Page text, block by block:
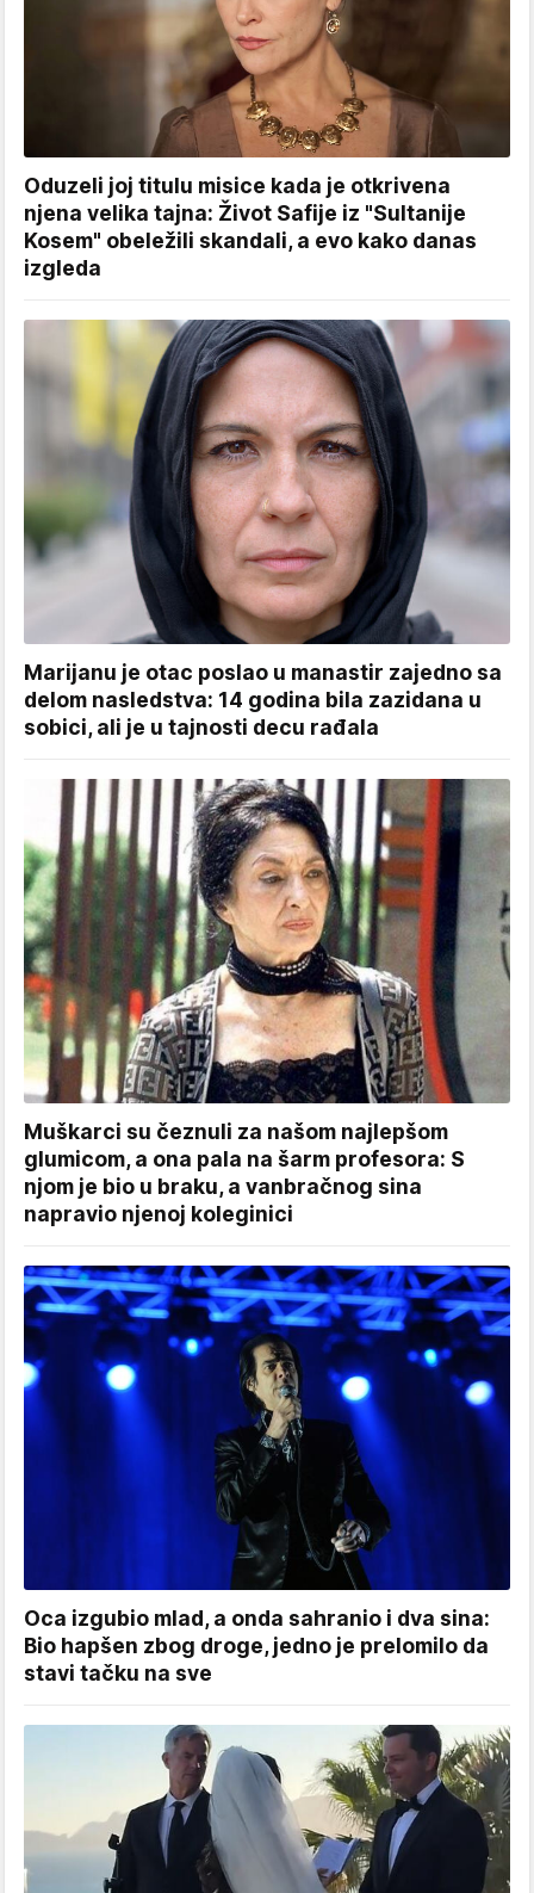
Oduzeli joj titulu misice kada je otkrivena
njena velika tajna: Život Safije iz "Sultanije
Kosem" obeležili skandali, a evo kako danas
izgleda
Marijanu je otac poslao u manastir zajedno sa
delom nasledstva: 14 godina bila zazidana u
sobici, ali je u tajnosti decu rađala
Muškarci su čeznuli za našom najlepšom
glumicom, a ona pala na šarm profesora: S
njom je bio u braku, a vanbračnog sina
napravio njenoj koleginici
Oca izgubio mlad, a onda sahranio i dva sina:
Bio hapšen zbog droge, jedno je prelomilo da
stavi tačku na sve